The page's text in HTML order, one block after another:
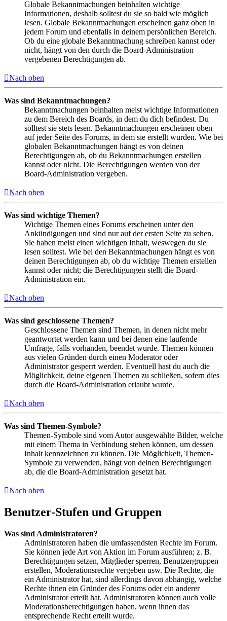
Globale Bekanntmachungen beinhalten wichtige
Informationen, deshalb solltest du sie so bald wie möglich
lesen. Globale Bekanntmachungen erscheinen ganz oben in
jedem Forum und ebenfalls in deinem persönlichen Bereich.
Ob du eine globale Bekanntmachung schreiben kannst oder
nicht, hängt von den durch die Board-Administration
vergebenen Berechtigungen ab.
Nach oben
Was sind Bekanntmachungen?
Bekanntmachungen beinhalten meist wichtige Informationen
zu dem Bereich des Boards, in dem du dich befindest. Du
solltest sie stets lesen. Bekanntmachungen erscheinen oben
auf jeder Seite des Forums, in dem sie erstellt wurden. Wie bei
globalen Bekanntmachungen hängt es von deinen
Berechtigungen ab, ob du Bekanntmachungen erstellen
kannst oder nicht. Die Berechtigungen werden von der
Board-Administration vergeben.
Nach oben
Was sind wichtige Themen?
Wichtige Themen eines Forums erscheinen unter den
Ankündigungen und sind nur auf der ersten Seite zu sehen.
Sie haben meist einen wichtigen Inhalt, weswegen du sie
lesen solltest. Wie bei den Bekanntmachungen hängt es von
deinen Berechtigungen ab, ob du wichtige Themen erstellen
kannst oder nicht; die Berechtigungen stellt die Board-
Administration ein.
Nach oben
Was sind geschlossene Themen?
Geschlossene Themen sind Themen, in denen nicht mehr
geantwortet werden kann und bei denen eine laufende
Umfrage, falls vorhanden, beendet wurde. Themen können
aus vielen Gründen durch einen Moderator oder
Administrator gesperrt werden. Eventuell hast du auch die
Möglichkeit, deine eigenen Themen zu schließen, sofern dies
durch die Board-Administration erlaubt wurde.
Nach oben
Was sind Themen-Symbole?
Themen-Symbole sind vom Autor ausgewählte Bilder, welche
mit einem Thema in Verbindung stehen können, um dessen
Inhalt kennzeichnen zu können. Die Möglichkeit, Themen-
Symbole zu verwenden, hängt von deinen Berechtigungen
ab, die die Board-Administration gesetzt hat.
Nach oben
Benutzer-Stufen und Gruppen
Was sind Administratoren?
Administratoren haben die umfassendsten Rechte im Forum.
Sie können jede Art von Aktion im Forum ausführen; z. B.
Berechtigungen setzen, Mitglieder sperren, Benutzergruppen
erstellen, Moderationsrechte vergeben usw. Die Rechte, die
ein Administrator hat, sind allerdings davon abhängig, welche
Rechte ihnen ein Gründer des Forums oder ein anderer
Administrator erteilt hat. Administratoren können auch volle
Moderationsberechtigungen haben, wenn ihnen das
entsprechende Recht erteilt wurde.